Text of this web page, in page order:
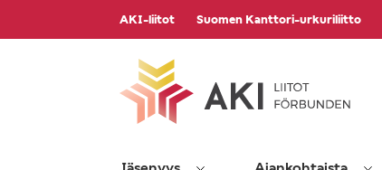
AKI-liitot Suomen Kanttori-urkuriliitto
Jäsenyys Ajankohtaista